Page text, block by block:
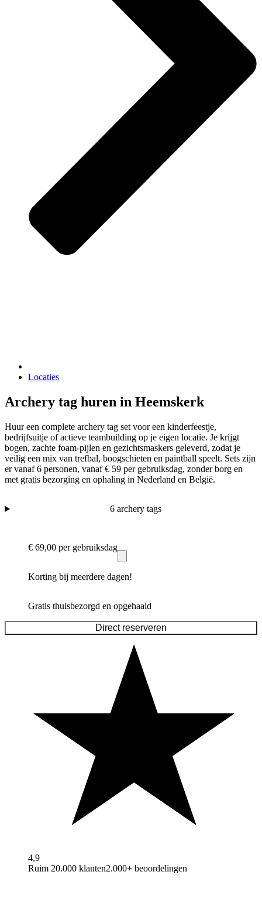
Locaties
Archery tag huren in Heemskerk
Huur een complete archery tag set voor een kinderfeestje,
bedrijfsuitje of actieve teambuilding op je eigen locatie. Je krijgt
bogen, zachte foam-pijlen en gezichtsmaskers geleverd, zodat je
veilig een mix van trefbal, boogschieten en paintball speelt. Sets zijn
er vanaf 6 personen, vanaf € 59 per gebruiksdag, zonder borg en
met gratis bezorging en ophaling in Nederland en België.
6 archery tags
€ 69,00 per gebruiksdag
Korting bij meerdere dagen!
Gratis thuisbezorgd en opgehaald
Direct reserveren
4,9
Ruim 20.000 klanten2.000+ beoordelingen